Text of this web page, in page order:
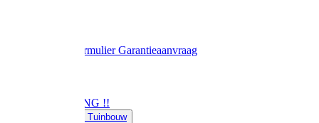
RetourformulierGarantieaanvraag
OPRUIMING !!
01) Land-& Tuinbouw